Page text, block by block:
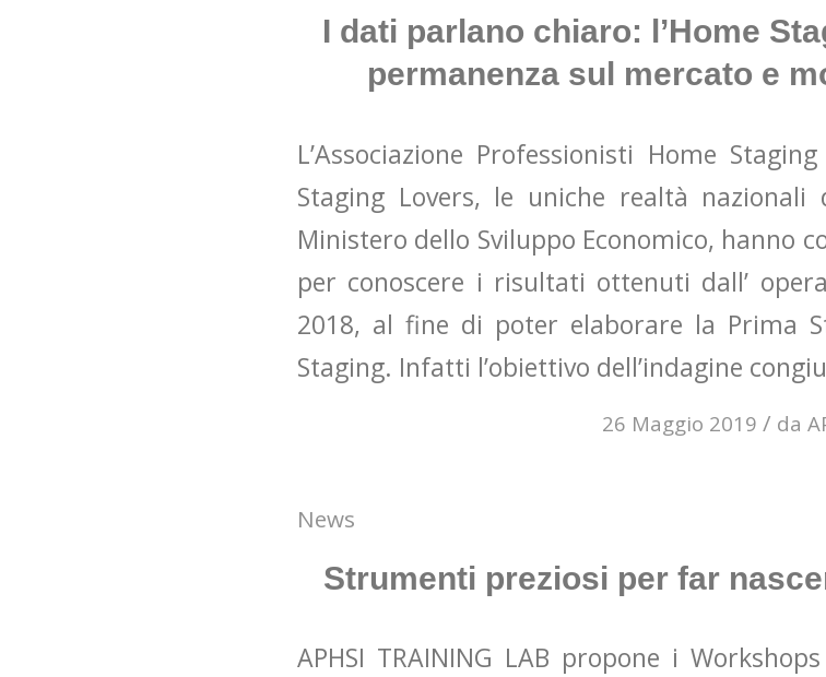
I dati parlano chiaro: l’Home
permanenza sul mercato e
L’Associazione Professionisti Home
Staging Lovers, le uniche realtà
Ministero dello Sviluppo Economico, hanno
per conoscere i risultati ottenuti dall’
2018, al fine di poter elaborare la Prima
Staging. Infatti l’obiettivo dell’indagine
26 Maggio 2019 / da
News
Strumenti preziosi per far
APHSI TRAINING LAB propone i